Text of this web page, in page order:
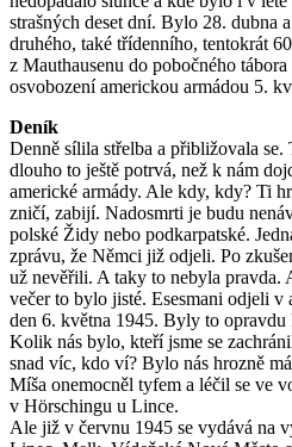
strašných deset dní. Bylo 28. dubna
druhého, také třídenního, tentokrát
z Mauthausenu do pobočného
osvobození americkou armádou 5.
Deník
Denně sílila střelba a přibližovala se.
dlouho to ještě potrvá, než k nám
americké armády. Ale kdy, kdy? Ti
zničí, zabijí. Nadosmrti je budu
polské Židy nebo podkarpatské.
zprávu, že Němci již odjeli. Po
už nevěřili. A taky to nebyla pravda.
večer to bylo jisté. Esesmani odjeli v
den 6. května 1945. Byly to
Kolik nás bylo, kteří jsme se
snad víc, kdo ví? Bylo nás hrozně
Míša onemocněl tyfem a léčil se ve
v Hörschingu u Lince.
Ale již v červnu 1945 se vydává na